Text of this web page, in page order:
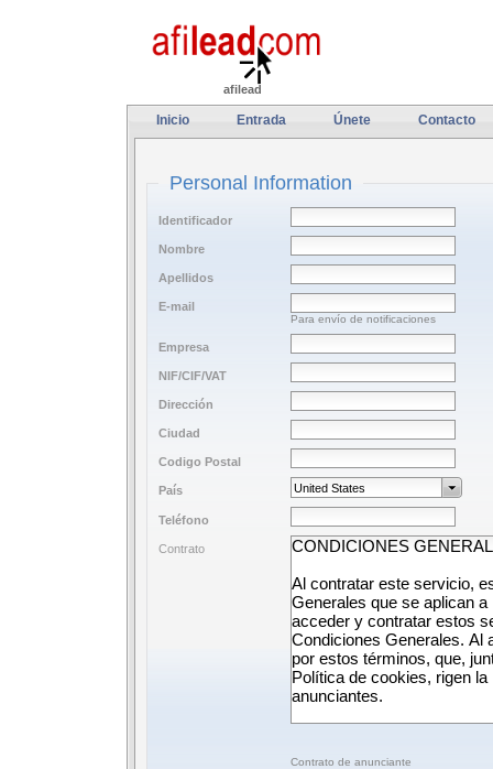
afilead
Inicio Entrada Únete Contacto
Personal Information
Identificador
Nombre
Apellidos
E-mail
Para envío de notificaciones
Empresa
NIF/CIF/VAT
Dirección
Ciudad
Codigo Postal
País
Teléfono
Contrato
Contrato de anunciante